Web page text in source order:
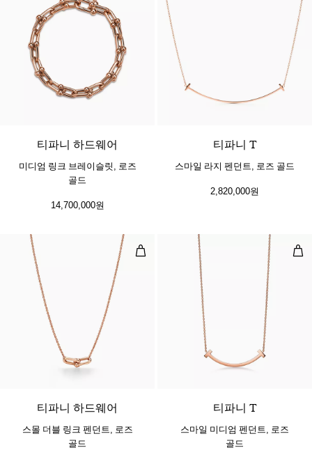
2 소재
티파니 하드웨어
미디엄 링크 브레이슬릿, 로즈
골드
14,700,000원
티파니 T
스마일 라지 펜던트, 로즈 골드
2,820,000원
스몰 더블 링크 펜던트, 로즈 골드
2 소재
티파니 하드웨어
스몰 더블 링크 펜던트, 로즈
골드
스
티파니 T
스마일 미디엄 펜던트, 로즈
골드